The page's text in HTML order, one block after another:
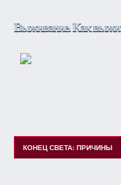
Выживание. Как
КОНЕЦ СВЕТА: ПРИЧИНЫ